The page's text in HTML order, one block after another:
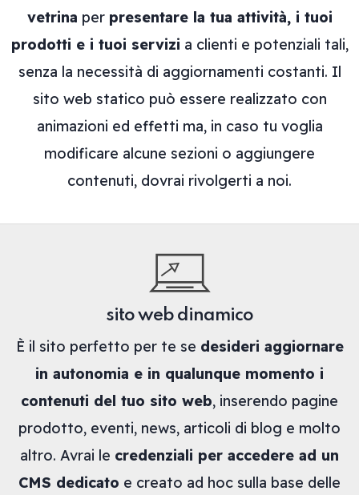
vetrina per presentare la tua attività, i tuoi
prodotti e i tuoi servizi a clienti e potenziali tali,
senza la necessità di aggiornamenti costanti. Il
sito web statico può essere realizzato con
animazioni ed effetti ma, in caso tu voglia
modificare alcune sezioni o aggiungere
contenuti, dovrai rivolgerti a noi.
sito web dinamico
È il sito perfetto per te se desideri aggiornare
in autonomia e in qualunque momento i
contenuti del tuo sito web, inserendo pagine
prodotto, eventi, news, articoli di blog e molto
altro. Avrai le credenziali per accedere ad un
CMS dedicato e creato ad hoc sulla base delle